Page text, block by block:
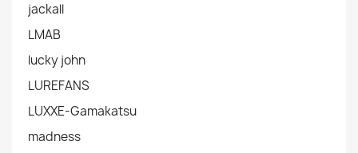
jackall
LMAB
lucky john
LUREFANS
LUXXE-Gamakatsu
madness